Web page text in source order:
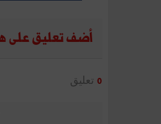
أضف تعليق على
0 تعليق